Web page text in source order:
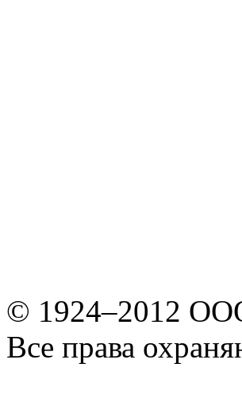
© 1924–2012
Все права